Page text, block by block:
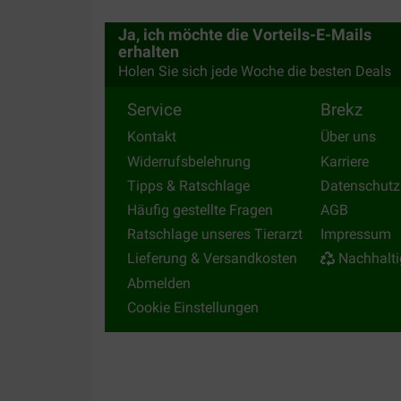
Ja, ich möchte die Vorteils-E-Mails
erhalten
Holen Sie sich jede Woche die besten Deals
Service
Kontakt
Widerrufsbelehrung
Tipps & Ratschlage
Häufig gestellte Fragen
Ratschlage unseres Tierarzt
Lieferung & Versandkosten
Abmelden
Cookie Einstellungen
Brekz
Über uns
Karriere
Datenschutz
AGB
Impressum